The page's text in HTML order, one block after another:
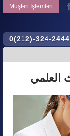
0(212)-324-2444
Müşteri İşlemleri
العلمي